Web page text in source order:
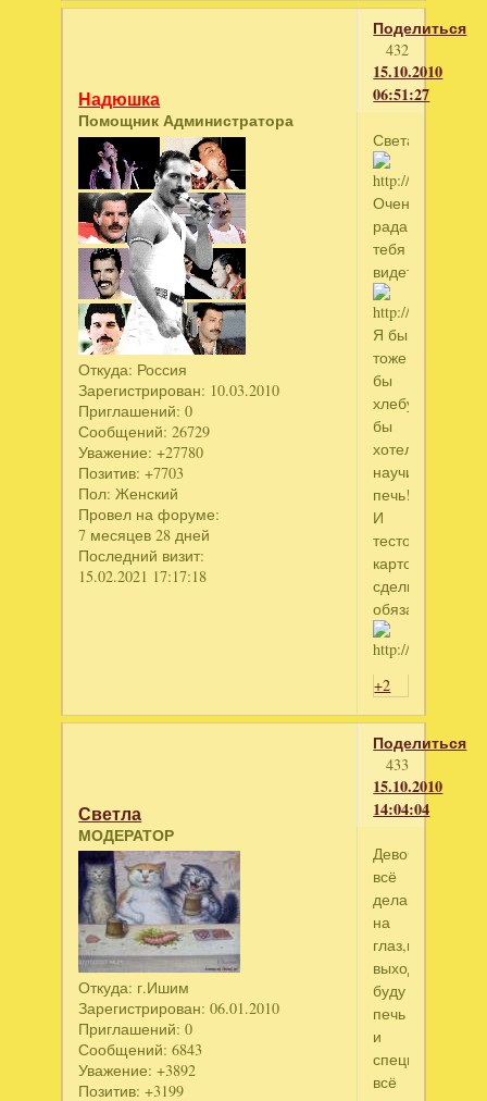
Поделиться
432
15.10.2010
06:51:27
Надюшка
Помощник Администратора
Откуда: Россия
Зарегистрирован: 10.03.2010
Приглашений: 0
Сообщений: 26729
Уважение: +27780
Позитив: +7703
Пол: Женский
Провел на форуме:
7 месяцев 28 дней
Последний визит:
15.02.2021 17:17:18
Света
Очень
рада
тебя
видеть!
Я бы
тоже
бы
хлебушек
бы
хотела
научиться
печь!
И
тесто
картофельное
сделю
обязательно!
+2
Поделиться
433
15.10.2010
14:04:04
Светла
МОДЕРАТОР
Откуда: г.Ишим
Зарегистрирован: 06.01.2010
Приглашений: 0
Сообщений: 6843
Уважение: +3892
Позитив: +3199
Девочки,я
всё
делаю
на
глаз,на
выходные
буду
печь
и
специально
всё